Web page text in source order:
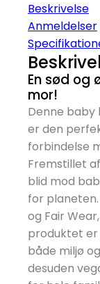
Beskrivelse
Anmeldelser
En sød og
mor!
Denne baby
er den
forbindelse
Fremstillet
blid mod
for
og Fair
produktet
både miljø
desuden